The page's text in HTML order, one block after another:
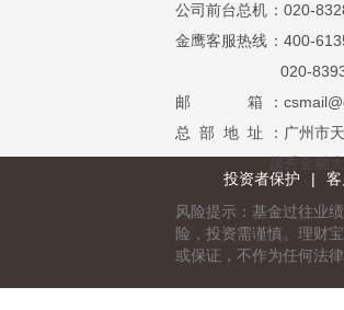
公司前台总机 ：020-
金鹰客服热线 ：400-
020-
邮 箱
：
总 部 地 址
：广州市
越秀金融
投资者保护 |
风险提示：基金过往业
险，投资需谨慎。理财
或保证，不作为任何法律